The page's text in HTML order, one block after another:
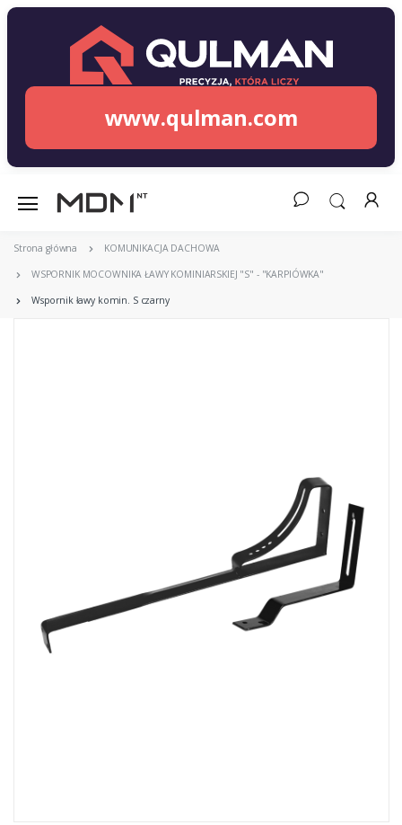
www.qulman.com
Strona główna KOMUNIKACJA DACHOWA
WSPORNIK MOCOWNIKA ŁAWY KOMINIARSKIEJ "S" - "KARPIÓWKA"
Wspornik ławy komin. S czarny